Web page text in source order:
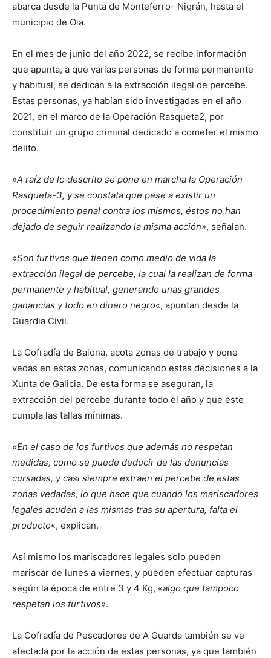
abarca desde la Punta de Monteferro- Nigrán, hasta el
municipio de Oia.
En el mes de junio del año 2022, se recibe información
que apunta, a que varias personas de forma permanente
y habitual, se dedican a la extracción ilegal de percebe.
Estas personas, ya habían sido investigadas en el año
2021, en el marco de la Operación Rasqueta2, por
constituir un grupo criminal dedicado a cometer el mismo
delito.
«A raíz de lo descrito se pone en marcha la Operación
Rasqueta-3, y se constata que pese a existir un
procedimiento penal contra los mismos, éstos no han
dejado de seguir realizando la misma acción», señalan.
«Son furtivos que tienen como medio de vida la
extracción ilegal de percebe, la cual la realizan de forma
permanente y habitual, generando unas grandes
ganancias y todo en dinero negro«, apuntan desde la
Guardia Civil.
La Cofradía de Baiona, acota zonas de trabajo y pone
vedas en estas zonas, comunicando estas decisiones a la
Xunta de Galicia. De esta forma se aseguran, la
extracción del percebe durante todo el año y que este
cumpla las tallas mínimas.
«En el caso de los furtivos que además no respetan
medidas, como se puede deducir de las denuncias
cursadas, y casi siempre extraen el percebe de estas
zonas vedadas, lo que hace que cuando los mariscadores
legales acuden a las mismas tras su apertura, falta el
producto«, explican.
Así mismo los mariscadores legales solo pueden
mariscar de lunes a viernes, y pueden efectuar capturas
según la época de entre 3 y 4 Kg, «algo que tampoco
respetan los furtivos».
La Cofradía de Pescadores de A Guarda también se ve
afectada por la acción de estas personas, ya que también